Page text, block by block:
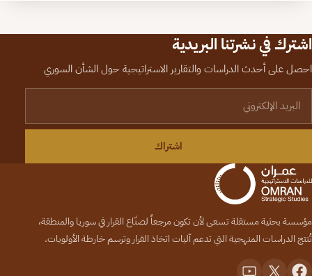
اشترك في نشرتنا البريدية
احصل على أحدث الدراسات والتقارير الاستراتيجية حول الشأن السوري
اشتراك
مؤسسة بحثية مستقلة تسعى لأن تكون مرجعاً لصنّاع القرار في سوريا والمنطقة،
تُنتج الدراسات المنهجية التي تدعم آليات اتخاذ القرار وترسم خارطة الأولويات.